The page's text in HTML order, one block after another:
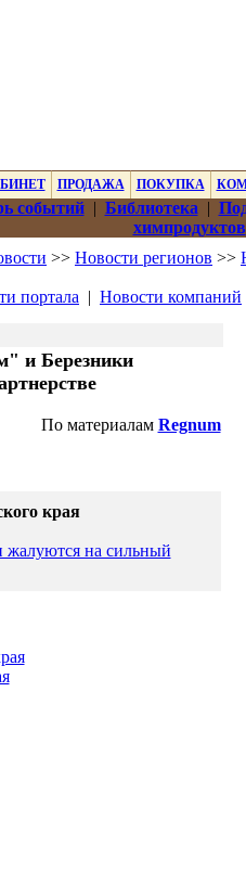
ПРОДАЖА ПОКУПКА
событий| Библиотека |
химпродуктов
>> Новости регионов >>
портала | Новости компаний
и Березники
По материалам Regnum
края
на сильный